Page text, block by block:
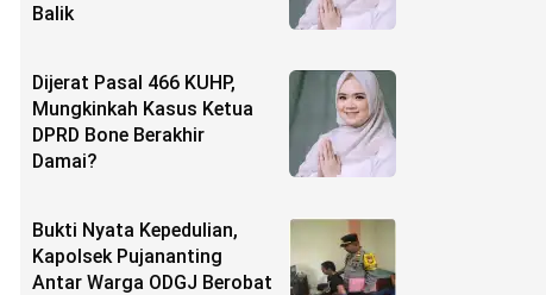
Balik
Dijerat Pasal 466 KUHP,
Mungkinkah Kasus Ketua
DPRD Bone Berakhir
Damai?
Bukti Nyata Kepedulian,
Kapolsek Pujananting
Antar Warga ODGJ Berobat